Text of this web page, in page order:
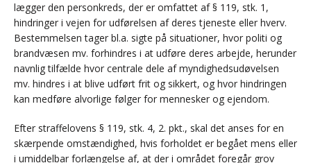
lægger den personkreds, der er omfattet af § 119, stk. 1,
hindringer i vejen for udførelsen af deres tjeneste eller hverv.
Bestemmelsen tager bl.a. sigte på situationer, hvor politi og
brandvæsen mv. forhindres i at udføre deres arbejde, herunder
navnlig tilfælde hvor centrale dele af myndighedsudøvelsen
mv. hindres i at blive udført frit og sikkert, og hvor hindringen
kan medføre alvorlige følger for mennesker og ejendom.
Efter straffelovens § 119, stk. 4, 2. pkt., skal det anses for en
skærpende omstændighed, hvis forholdet er begået mens eller
i umiddelbar forlængelse af, at der i området foregår grov